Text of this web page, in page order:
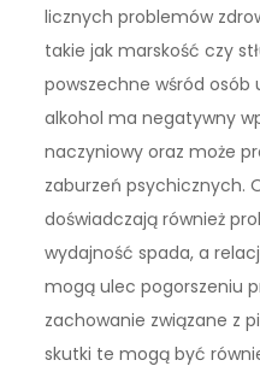
licznych problemów
takie jak marskość czy
powszechne wśród osób
alkohol ma negatywny
naczyniowy oraz może
zaburzeń psychicznych.
doświadczają również
wydajność spada, a
mogą ulec pogorszeniu
zachowanie związane z
skutki te mogą być